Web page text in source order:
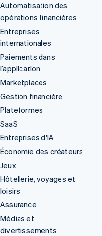
Automatisation des
opérations financières
Entreprises
internationales
Paiements dans
l’application
Marketplaces
Gestion financière
Plateformes
SaaS
Entreprises d'IA
Économie des créateurs
Jeux
Hôtellerie, voyages et
loisirs
Assurance
Médias et
divertissements